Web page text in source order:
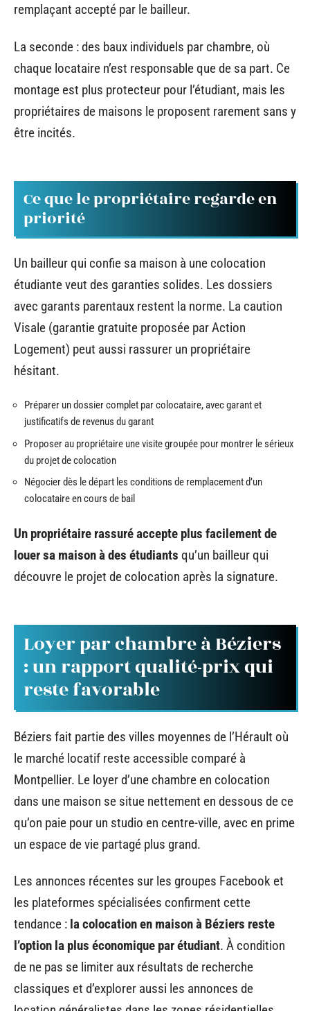
remplaçant accepté par le bailleur.
La seconde : des baux individuels par chambre, où
chaque locataire n’est responsable que de sa part. Ce
montage est plus protecteur pour l’étudiant, mais les
propriétaires de maisons le proposent rarement sans y
être incités.
Ce que le propriétaire regarde en
priorité
Un bailleur qui confie sa maison à une colocation
étudiante veut des garanties solides. Les dossiers
avec garants parentaux restent la norme. La caution
Visale (garantie gratuite proposée par Action
Logement) peut aussi rassurer un propriétaire
hésitant.
Préparer un dossier complet par colocataire, avec garant et
justificatifs de revenus du garant
Proposer au propriétaire une visite groupée pour montrer le sérieux
du projet de colocation
Négocier dès le départ les conditions de remplacement d’un
colocataire en cours de bail
Un propriétaire rassuré accepte plus facilement de
louer sa maison à des étudiants qu’un bailleur qui
découvre le projet de colocation après la signature.
Loyer par chambre à Béziers
: un rapport qualité-prix qui
reste favorable
Béziers fait partie des villes moyennes de l’Hérault où
le marché locatif reste accessible comparé à
Montpellier. Le loyer d’une chambre en colocation
dans une maison se situe nettement en dessous de ce
qu’on paie pour un studio en centre-ville, avec en prime
un espace de vie partagé plus grand.
Les annonces récentes sur les groupes Facebook et
les plateformes spécialisées confirment cette
tendance : la colocation en maison à Béziers reste
l’option la plus économique par étudiant. À condition
de ne pas se limiter aux résultats de recherche
classiques et d’explorer aussi les annonces de